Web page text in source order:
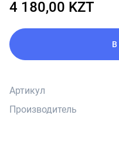
4 180,00 KZT
Артикул
Производитель